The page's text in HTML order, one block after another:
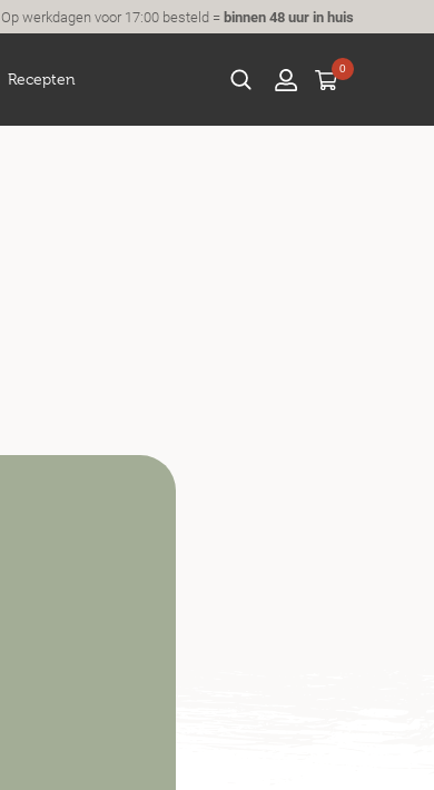
Op werkdagen voor 17:00 besteld =binnen 48 uur in huis
Recepten
0